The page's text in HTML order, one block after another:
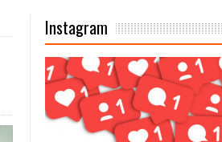
Rock Café
Instagram